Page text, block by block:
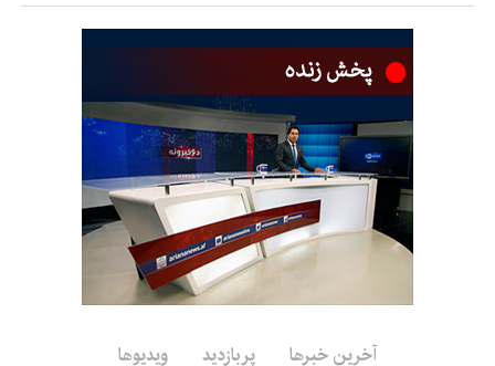
نماینده چین همچنین گفت جامعه جهانی باید به افغانستان در
بازسازی اقتصاد و بهبود زندگی مردم کمک کند تا زمینه‌های
شکل‌گیری تروریزم از بین برود.
وی افزود که چین از همکاری کشورهای آسیای مرکزی و سازمان‌های
منطقه‌ای مانند سازمان همکاری شانگهای با افغانستان برای مقابله
مشترک با تهدیدهای تروریستی فرامرزی حمایت می‌کند.
این اظهارات در حالی مطرح می‌شود که امارت اسلامی حضور
گروه‌های تروریستی در افغانستان را رد کرده و تأکید کرده است که
آخرین خبرها پربازدید ویدیوها